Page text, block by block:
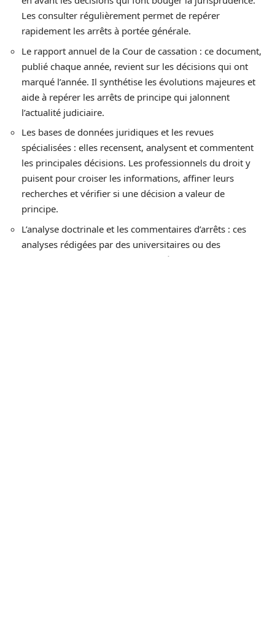
Les consulter régulièrement permet de repérer
rapidement les arrêts à portée générale.
Le rapport annuel de la Cour de cassation : ce document,
publié chaque année, revient sur les décisions qui ont
marqué l’année. Il synthétise les évolutions majeures et
aide à repérer les arrêts de principe qui jalonnent
l’actualité judiciaire.
Les bases de données juridiques et les revues
spécialisées : elles recensent, analysent et commentent
les principales décisions. Les professionnels du droit y
puisent pour croiser les informations, affiner leurs
recherches et vérifier si une décision a valeur de
principe.
L’analyse doctrinale et les commentaires d’arrêts : ces
analyses rédigées par des universitaires ou des
praticiens mettent en relief la portée normative des